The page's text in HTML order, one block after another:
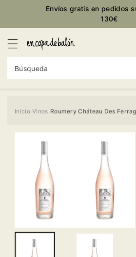
Envíos gratis en pedidos
130€
Búsqueda
Inicio›Vinos Roumery Cháteau Des
producto